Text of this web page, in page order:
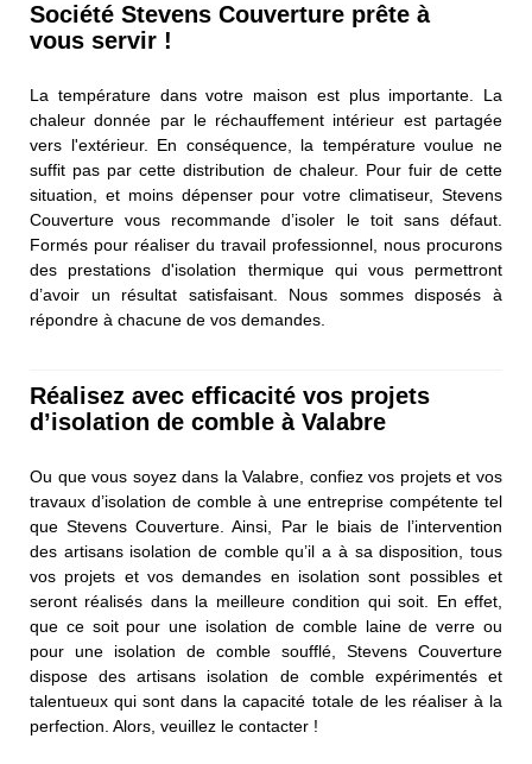
Société Stevens Couverture prête à
vous servir !
La température dans votre maison est plus importante. La
chaleur donnée par le réchauffement intérieur est partagée
vers l'extérieur. En conséquence, la température voulue ne
suffit pas par cette distribution de chaleur. Pour fuir de cette
situation, et moins dépenser pour votre climatiseur, Stevens
Couverture vous recommande d’isoler le toit sans défaut.
Formés pour réaliser du travail professionnel, nous procurons
des prestations d'isolation thermique qui vous permettront
d’avoir un résultat satisfaisant. Nous sommes disposés à
répondre à chacune de vos demandes.
Réalisez avec efficacité vos projets
d’isolation de comble à Valabre
Ou que vous soyez dans la Valabre, confiez vos projets et vos
travaux d’isolation de comble à une entreprise compétente tel
que Stevens Couverture. Ainsi, Par le biais de l’intervention
des artisans isolation de comble qu’il a à sa disposition, tous
vos projets et vos demandes en isolation sont possibles et
seront réalisés dans la meilleure condition qui soit. En effet,
que ce soit pour une isolation de comble laine de verre ou
pour une isolation de comble soufflé, Stevens Couverture
dispose des artisans isolation de comble expérimentés et
talentueux qui sont dans la capacité totale de les réaliser à la
perfection. Alors, veuillez le contacter !